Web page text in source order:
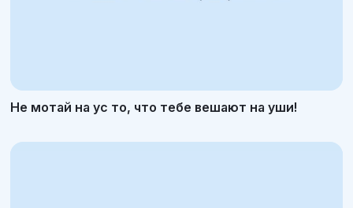
Не мотай на ус то, что тебе вешают на уши!